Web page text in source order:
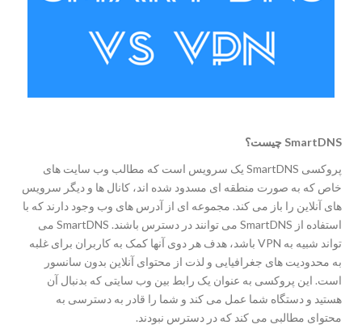
SmartDNS چیست؟
پروکسی SmartDNS یک سرویس است که مطالب وب سایت های
خاص که به صورت منطقه ای مسدود شده اند، کانال ها و دیگر سرویس
های آنلاین را باز می کند. مجموعه ای از آدرس های وب وجود دارند که با
استفاده از SmartDNS می توانند در دسترس باشند. SmartDNS می
تواند شبیه به VPN باشد، هدف هر دوی آنها کمک به کاربران برای غلبه
به محدودیت های جغرافیایی و لذت از محتوای آنلاین بدون سانسور
است. این پروکسی به عنوان یک رابط بین وب سایتی که بدنبال آن
هستید و دستگاه شما عمل می کند و شما را قادر به دسترسی به
محتوای مطالبی می کند که در دسترس نبودند.